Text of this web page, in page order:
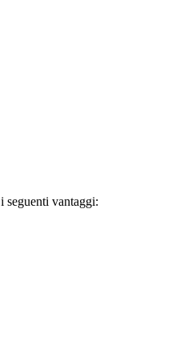
seguenti vantaggi: